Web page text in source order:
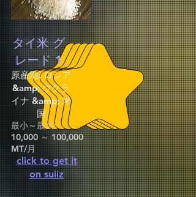
タイ米 グ
レード 1
原産地: ロシア
&amp; ウクラ
イナ &amp; 米
国
最小～最大:
10,000 ～ 100,000
MT/月
click to get it
on suiiz